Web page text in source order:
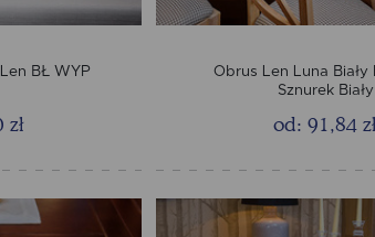
BŁ WYP
zł
Obrus Len Luna Biały
Sznurek Biały
od: 91,84